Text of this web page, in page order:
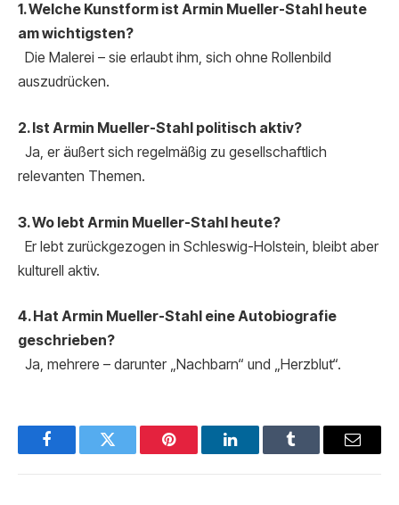
1. Welche Kunstform ist Armin Mueller-Stahl heute
am wichtigsten?
Die Malerei – sie erlaubt ihm, sich ohne Rollenbild
auszudrücken.
2. Ist Armin Mueller-Stahl politisch aktiv?
Ja, er äußert sich regelmäßig zu gesellschaftlich
relevanten Themen.
3. Wo lebt Armin Mueller-Stahl heute?
Er lebt zurückgezogen in Schleswig-Holstein, bleibt aber
kulturell aktiv.
4. Hat Armin Mueller-Stahl eine Autobiografie
geschrieben?
Ja, mehrere – darunter „Nachbarn“ und „Herzblut“.
FacebookTwitter Pinterest LinkedInTumblr Email